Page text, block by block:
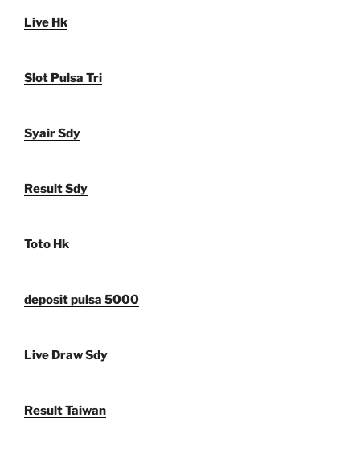
Live Hk
Slot Pulsa Tri
Syair Sdy
Result Sdy
Toto Hk
deposit pulsa 5000
Live Draw Sdy
Result Taiwan